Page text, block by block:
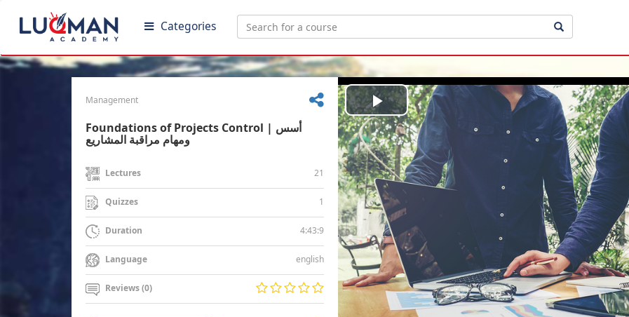
Categories
Management
Foundations of Projects Control | أسس
ومهام مراقبة المشاريع
Lectures 21
Quizzes 1
Duration 4:43:9
Language english
Reviews (0)
Play
Video